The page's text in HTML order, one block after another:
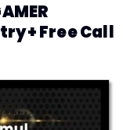
Free Call